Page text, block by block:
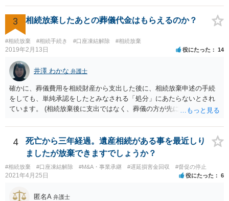
か？ 委任状を偽造して使用することはまでは依頼の範囲ではない
ので できないと思います。
3 相続放棄したあとの葬儀代金はもらえるのか？
#相続放棄 #相続手続き #口座凍結解除 #相続放棄
2019年2月13日 役にたった 14
井澤 わかな 弁護士
確かに、葬儀費用を相続財産から支出した後に、相続放棄申述の手続
をしても、単純承認をしたとみなされる「処分」にあたらないとされ
ています。 (相続放棄後に支出ではなく、葬儀の方が先に来るのが通常
述の手続ということだと思いますが) ただ、葬儀費用ならいくらでもよ
いということではなく、身分相応の、社会的儀式として当然認められ
る程度の金額に留まると考えた方がよいです。 もし、相続人の皆さん
に葬儀費用を支出する経済力がなく、質素な葬儀を行った費用であれ
ば相続財産から支出しても単純承認と認められない可能性が高いの
で、相続放棄申述が受理される可能性も高いと思います。
4
死亡から三年経過。遺産相続がある事を最近しり
ましたが放棄できますでしょうか？
#相続放棄 #口座凍結解除 #M&A・事業承継 #遅延損害金回収 #督促の停止
2021年4月25日 役にたった 6
匿名A 弁護士